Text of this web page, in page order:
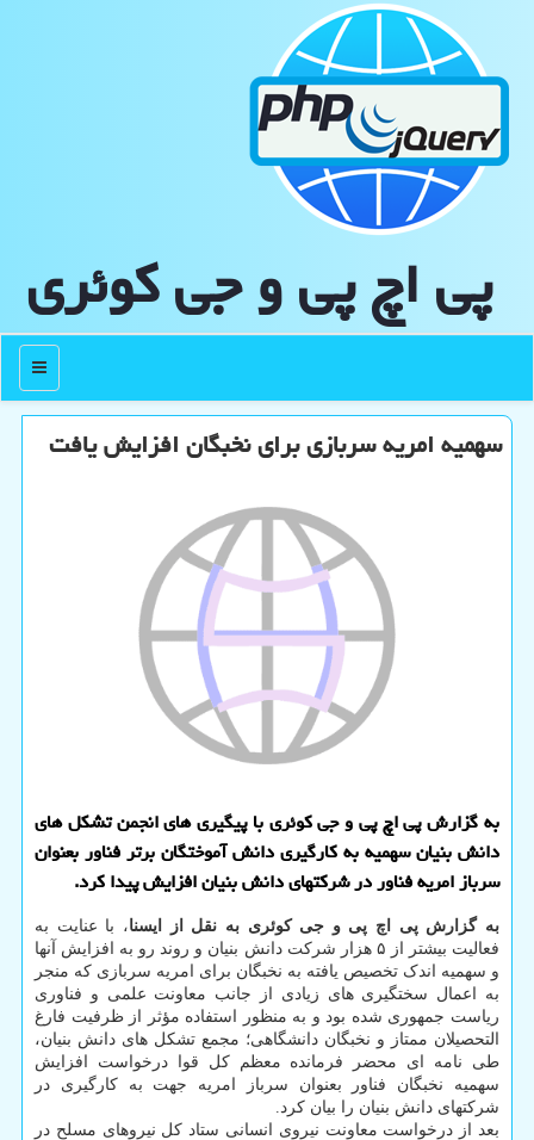
پی اچ پی و جی كوئری
منو
سهمیه امریه سربازی برای نخبگان افزایش یافت
به گزارش پی اچ پی و جی کوئری با پیگیری های انجمن تشکل های
دانش بنیان سهمیه به کارگیری دانش آموختگان برتر فناور بعنوان
سرباز امریه فناور در شرکتهای دانش بنیان افزایش پیدا کرد.
به گزارش پی اچ پی و جی کوئری به نقل از ایسنا، با عنایت به
فعالیت بیشتر از ۵ هزار شرکت دانش بنیان و روند رو به افزایش آنها
و سهمیه اندک تخصیص یافته به نخبگان برای امریه سربازی که منجر
به اعمال سختگیری های زیادی از جانب معاونت علمی و فناوری
ریاست جمهوری شده بود و به منظور استفاده مؤثر از ظرفیت فارغ
التحصیلان ممتاز و نخبگان دانشگاهی؛ مجمع تشکل های دانش بنیان،
طی نامه ای محضر فرمانده معظم کل قوا درخواست افزایش
سهمیه نخبگان فناور بعنوان سرباز امریه جهت به کارگیری در
شرکتهای دانش بنیان را بیان کرد.
بعد از درخواست معاونت نیروی انسانی ستاد کل نیروهای مسلح در